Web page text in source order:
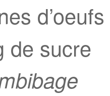
d’oeufs
de sucre